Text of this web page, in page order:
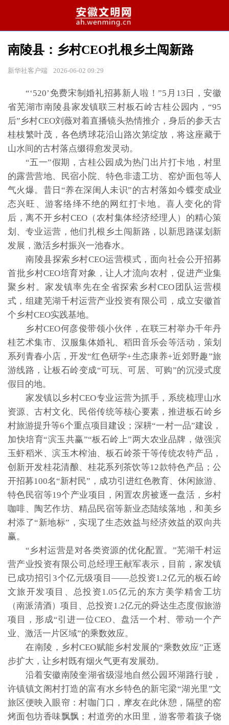
南陵县：乡村CEO扎根乡土闯新路
新华社客户端 2026-06-02 09:29
“‘520’免费宋制婚礼招募新人啦！”5月13日，安徽
省芜湖市南陵县家发镇联三村板石岭古桂公园内，“95
后”乡村CEO刘薇对着直播镜头热情推介，身后的参天古
桂枝繁叶茂，各色绣球花沿山路次第绽放，将这座藏于
山水间的古村落点缀得愈发灵动。
“五一”假期，古桂公园成为热门出片打卡地，村里
的露营营地、民宿小院、特色非遗工坊、窑炉面包等人
气火爆。昔日“养在深闺人未识”的古村落如今蝶变成业
态兴旺、游客络绎不绝的网红打卡地。喜人变化的背
后，离不开乡村CEO（农村集体经济经理人）的精心策
划、专业运营，他们扎根乡土闯新路，以新思路谋划新
发展，激活乡村振兴一池春水。
南陵县探索乡村CEO运营模式，面向社会公开招募
首批乡村CEO培育对象，让人才流向农村，促进产业集
聚乡村。家发镇率先在全省探索乡村CEO团队运营模
式，组建芜湖千村运营产业投资有限公司，成立安徽首
个乡村CEO实践基地。
乡村CEO何彦俊带领小伙伴，在联三村举办千年丹
桂艺术集市、汉服集体婚礼、稻田音乐会等活动，策划
系列青春小店，开发“红色研学+生态康养+近郊野趣”旅
游线路，让板石岭变成“可玩、可居、可购”的沉浸式度
假目的地。
家发镇以乡村CEO专业运营为抓手，系统梳理山水
资源、古村文化、民俗传统等核心要素，推进板石岭乡
村旅游提升等6个重点项目建设；深耕“一村一品”建设，
加快培育“滨玉共赢”“板石岭上”两大农业品牌，做强滨
玉虾稻米、滨玉木榨油、板石岭茶干等传统农特产品，
创新开发桂花清酿、桂花系列茶饮等12款特色产品；公
开招募100名“新村民”，成功引进红色教育、休闲旅游、
特色民宿等19个产业项目，闲置农房被逐一盘活，乡村
咖啡、陶艺作坊、精品民宿等新业态陆续落地，和美乡
村添了“新地标”，实现了生态效益与经济效益的双向共
赢。
“乡村运营是对各类资源的优化配置。”芜湖千村运
营产业投资有限公司总经理王献军表示，目前，家发镇
已成功招引3个亿元级项目——总投资1.2亿元的板石岭
文旅开发项目、总投资1.05亿元的东方美学精舍工坊
（南派清酒）项目、总投资1.2亿元的舜达生态度假旅游
项目，形成“引进一位CEO、盘活一个村、带动一个产
业、激活一片区域”的乘数效应。
在南陵，乡村CEO赋能乡村发展的“乘数效应”正逐
步扩大，让乡村既有烟火气更有发展劲。
沿着安徽南陵奎湖省级湿地自然公园环湖路行驶，
许镇镇文阁村打造的富有水乡特色的新宅梁“湖光里”文
旅区便映入眼帘：村咖门口，摩友在此休憩，隔壁的窑
烤面包坊香味飘飘；村道旁的水田里，游客带着孩子饶